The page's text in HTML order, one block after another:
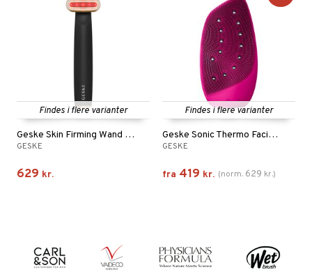
Findes i flere varianter
Geske Skin Firming Wand | 7 in 1
GESKE
629 kr.
Findes i flere varianter
Geske Sonic Thermo Facial Brush & Facelift 8 in 1
GESKE
fra 419 kr. (norm. 629 kr.)